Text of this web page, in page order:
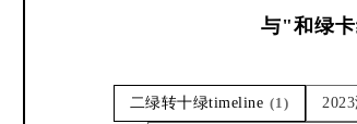
与"和绿
二绿转十绿timeline (1)